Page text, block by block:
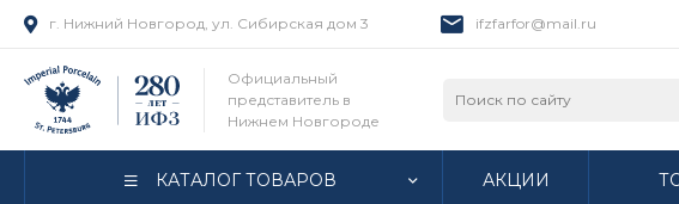
г. Нижний Новгород, ул. Сибирская дом 3 ifzfarfor@mail.ru
Официальный
представитель в
Нижнем Новгороде
КАТАЛОГ ТОВАРОВ АКЦИИ